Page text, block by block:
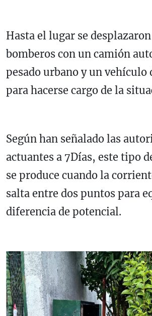
Hasta el lugar se
bomberos con un camión
pesado urbano y un vehículo
para hacerse cargo de la
Según han señalado las
actuantes a 7Días, este tipo
se produce cuando la
salta entre dos puntos para
diferencia de potencial.